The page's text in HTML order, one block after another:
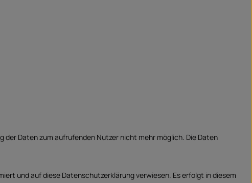
der Daten zum aufrufenden Nutzer nicht mehr möglich. Die Daten
und auf diese Datenschutzerklärung verwiesen. Es erfolgt in diesem